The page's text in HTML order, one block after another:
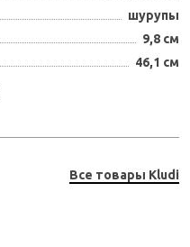
шурупы
9,8 см
46,1 см
Все товары Kludi